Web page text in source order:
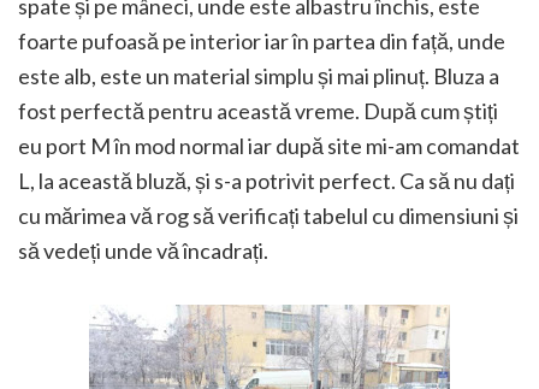
spate și pe mâneci, unde este albastru închis, este
foarte pufoasă pe interior iar în partea din față, unde
este alb, este un material simplu și mai plinuț. Bluza a
fost perfectă pentru această vreme. După cum știți
eu port M în mod normal iar după site mi-am comandat
L, la această bluză, și s-a potrivit perfect. Ca să nu dați
cu mărimea vă rog să verificați tabelul cu dimensiuni și
să vedeți unde vă încadrați.